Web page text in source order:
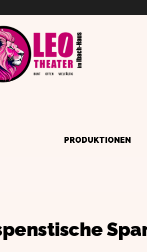
PRODUKTIONEN